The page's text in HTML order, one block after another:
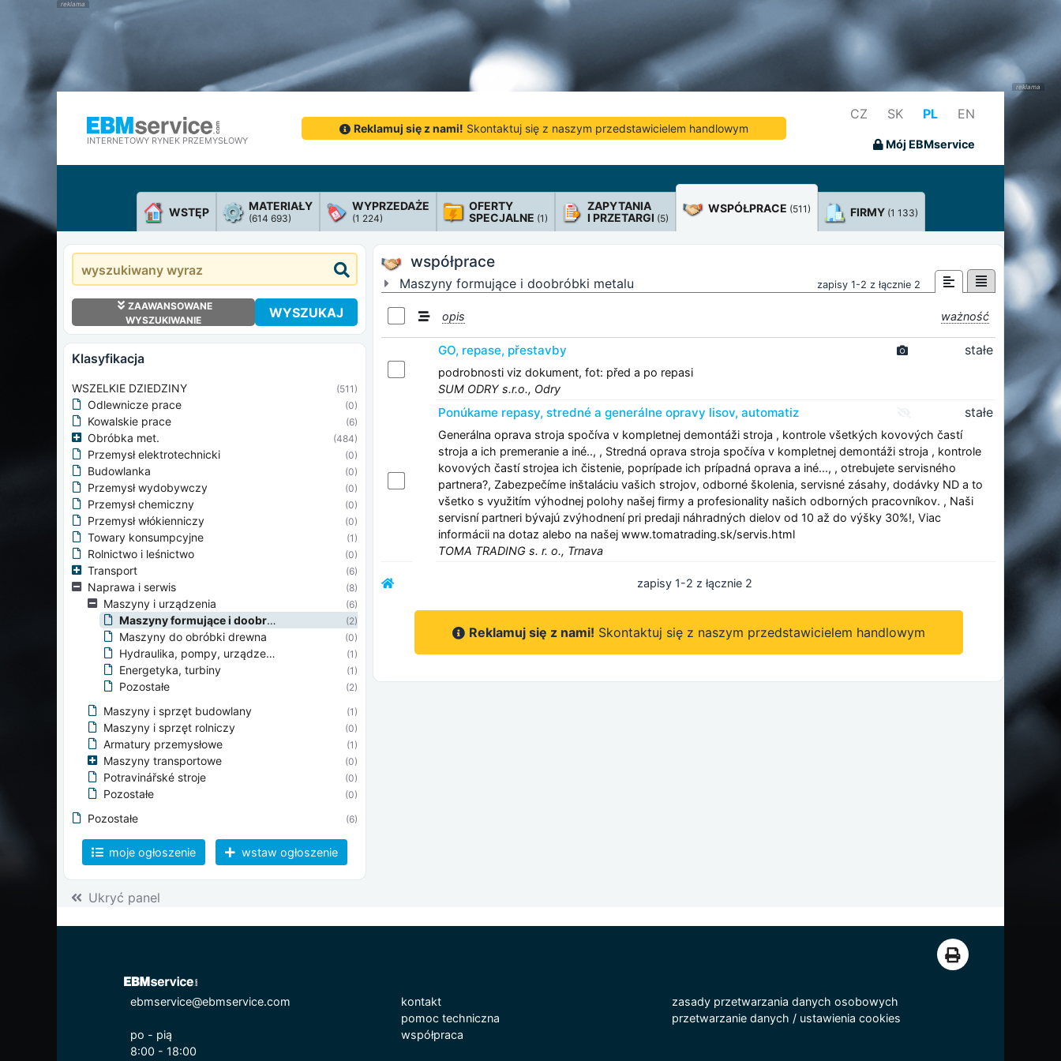
INTERNETOWY RYNEK PRZEMYSŁOWY
Reklamuj się z nami! Skontaktuj się z naszym przedstawicielem handlowym
CZ SK PL EN
Mój EBMservice
WSTĘP MATERIAŁY
(614 693)
WYPRZEDAŻE
(1 224)
OFERTY
SPECJALNE (1)
ZAPYTANIA
I PRZETARGI (5)
WSPÓŁPRACE (511) FIRMY (1 133)
ZAAWANSOWANE
WYSZUKIWANIE
WYSZUKAJ
klasyfikacja
WSZELKIE DZIEDZINY (511)
Odlewnicze prace (0)
Kowalskie prace (6)
Obróbka met. (484)
Przemysł elektrotechnicki (0)
Budowlanka (0)
Przemysł wydobywczy (0)
Przemysł chemiczny (0)
Przemysł włókienniczy (0)
Towary konsumpcyjne (1)
Rolnictwo i leśnictwo (0)
Transport (6)
Naprawa i serwis (8)
Maszyny i urządzenia (6)
Maszyny formujące i doobróbki metalu (2)
Maszyny do obróbki drewna (0)
Hydraulika, pompy, urządzenia ciśnieniowe (1)
Energetyka, turbiny (1)
Pozostałe (2)
Maszyny i sprzęt budowlany (1)
Maszyny i sprzęt rolniczy (0)
Armatury przemysłowe (1)
Maszyny transportowe (0)
Potravinářské stroje (0)
Pozostałe (0)
Pozostałe (6)
moje ogłoszenie wstaw ogłoszenie
Ukryć panel
współprace
Maszyny formujące i doobróbki metalu zapisy 1-2 z łącznie 2
opis ważność
GO, repase, přestavby stałe
podrobnosti viz dokument, fot: před a po repasi
SUM ODRY s.r.o., Odry
Ponúkame repasy, stredné a generálne opravy lisov, automatiz stałe
Generálna oprava stroja spočíva v kompletnej demontáži stroja , kontrole všetkých kovových častí
stroja a ich premeranie a iné.., , Stredná oprava stroja spočíva v kompletnej demontáži stroja , kontrole
kovových častí strojea ich čistenie, poprípade ich prípadná oprava a iné..., , otrebujete servisného
partnera?, Zabezpečíme inštaláciu vašich strojov, odborné školenia, servisné zásahy, dodávky ND a to
všetko s využitím výhodnej polohy našej firmy a profesionality našich odborných pracovníkov. , Naši
servisní partneri bývajú zvýhodnení pri predaji náhradných dielov od 10 až do výšky 30%!, Viac
informácii na dotaz alebo na našej www.tomatrading.sk/servis.html
TOMA TRADING s. r. o., Trnava
zapisy 1-2 z łącznie 2
Reklamuj się z nami! Skontaktuj się z naszym przedstawicielem handlowym
ebmservice@ebmservice.com
po - pią
8:00 - 18:00
kontakt
pomoc techniczna
współpraca
zasady przetwarzania danych osobowych
przetwarzanie danych / ustawienia cookies